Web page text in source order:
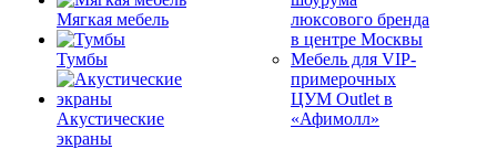
Мягкая мебель
Тумбы
Акустические
экраны
люксового бренда
в центре Москвы
Мебель для VIP-
примерочных
ЦУМ Outlet в
«Афимолл»